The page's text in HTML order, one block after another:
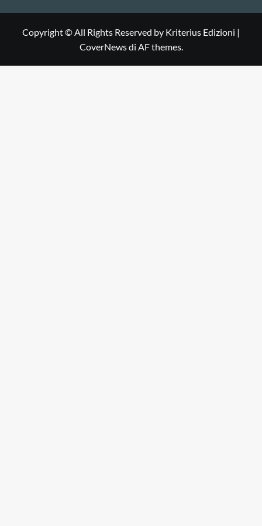
Copyright © All Rights Reserved by Kriterius Edizioni |
CoverNewsdi AF themes.